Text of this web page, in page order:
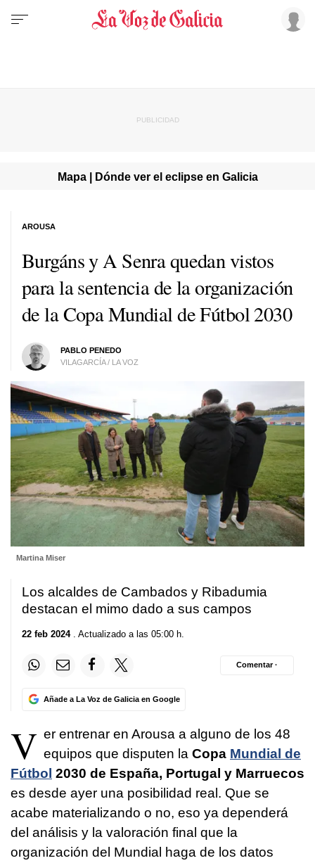
Mapa | Dónde ver el eclipse en Galicia
Burgáns y A Senra quedan vistos
para la sentencia de la organización
de la Copa Mundial de Fútbol 2030
PABLO PENEDO
VILAGARCÍA / LA VOZ
AROUSA
Martina Miser
Los alcaldes de Cambados y Ribadumia
destacan el mimo dado a sus campos
22 feb 2024. Actualizado a las 05:00 h.
Añade a La Voz de Galicia en Google
Comentar ·
V er entrenar en Arousa a alguno de los 48
equipos que disputen la Copa Mundial de
Fútbol 2030 de España, Portugal y Marruecos
es desde ayer una posibilidad real. Que se
acabe materializando o no, eso ya dependerá
del análisis y la valoración final que la
organización del Mundial haga de los datos